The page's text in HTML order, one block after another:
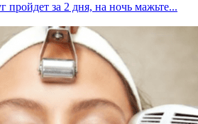
пройдет за 2 дня, на ночь мажьте...